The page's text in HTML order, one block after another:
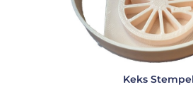
Keks Stempel